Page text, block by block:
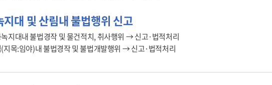
지대 및 산림내 불법행위 신고
지대내 불법경작 및 물건적치, 취사행위 → 신고·법적처리
지목:임야)내 불법경작 및 불법개발행위 → 신고·법적처리